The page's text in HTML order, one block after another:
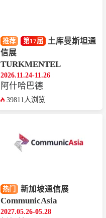
推荐 第17届
土库曼斯坦通
信展
TURKMENTEL
2026.11.24-11.26
‌‌阿什哈巴德
39811人浏览
热门 新加坡通信展
CommunicAsia
2027.05.26-05.28